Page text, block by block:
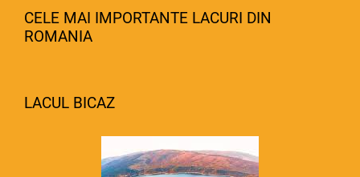
CELE MAI IMPORTANTE LACURI DIN
ROMANIA
LACUL BICAZ